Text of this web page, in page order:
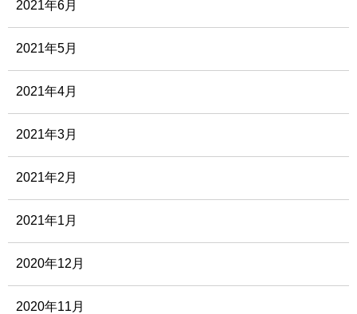
2021年6月
2021年5月
2021年4月
2021年3月
2021年2月
2021年1月
2020年12月
2020年11月